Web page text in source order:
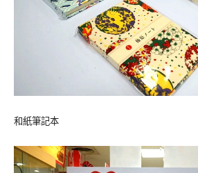
和紙筆記本